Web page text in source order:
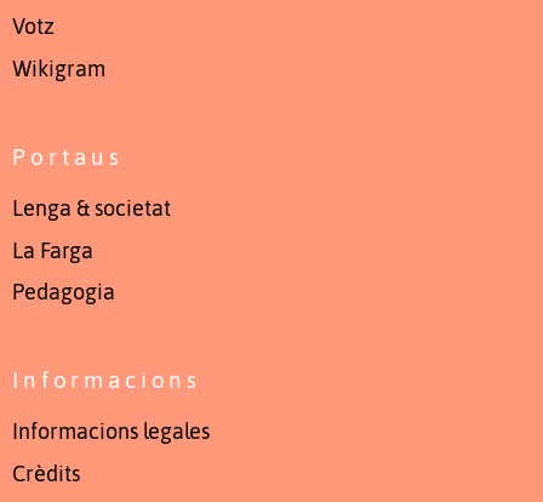
Votz
Wikigram
Portaus
Lenga & societat
La Farga
Pedagogia
Informacions
Informacions legales
Crèdits